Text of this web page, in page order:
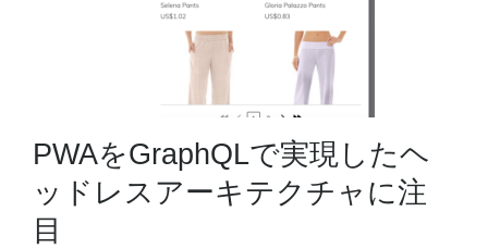
PWAをGraphQLで実現したヘ
ッドレスアーキテクチャに注
目